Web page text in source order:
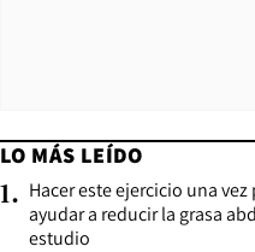
LO MÁS LEÍDO
1. Hacer este ejercicio una
ayudar a reducir la grasa
estudio